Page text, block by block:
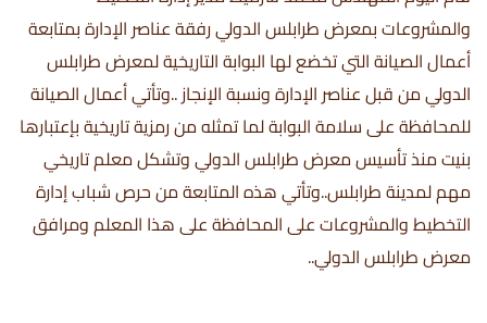
والمشروعات بمعرض طرابلس الدولي رفقة عناصر الإدارة بمتابعة
أعمال الصيانة التي تخضع لها البوابة التاريخية لمعرض طرابلس
الدولي من قبل عناصر الإدارة ونسبة الإنجاز ..وتأتي أعمال الصيانة
للمحافظة على سلامة البوابة لما تمثله من رمزية تاريخية بإعتبارها
بنيت منذ تأسيس معرض طرابلس الدولي وتشكل معلم تاريخي
مهم لمدينة طرابلس..وتأتي هذه المتابعة من حرص شباب إدارة
التخطيط والمشروعات على المحافظة على هذا المعلم ومرافق
معرض طرابلس الدولي..